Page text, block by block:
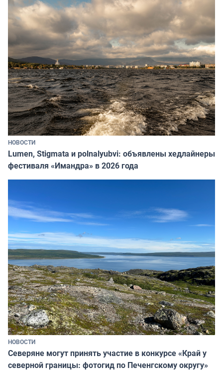
НОВОСТИ
Lumen, Stigmata и polnalyubvi: объявлены хедлайнеры
фестиваля «Имандра» в 2026 года
НОВОСТИ
Северяне могут принять участие в конкурсе «Край у
северной границы: фотогид по Печенгскому округу»